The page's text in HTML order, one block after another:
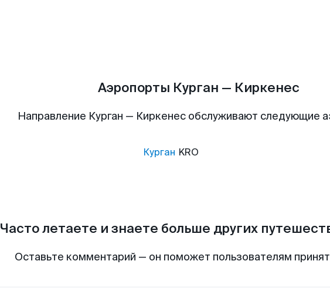
Аэропорты Курган — Киркенес
Направление Курган — Киркенес обслуживают следующие
Курган KRO
Часто летаете и знаете больше других
Оставьте комментарий — он поможет пользователям